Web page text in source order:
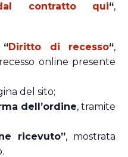
contratto qui“,
Diritto di recesso“,
online presente
del sito;
dell’ordine, tramite
ricevuto”, mostrata